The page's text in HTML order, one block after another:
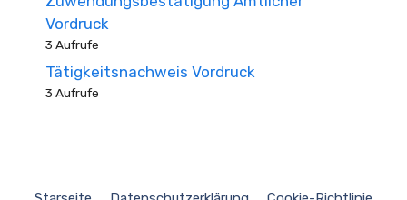
Vordruck
3 Aufrufe
Tätigkeitsnachweis Vordruck
3 Aufrufe